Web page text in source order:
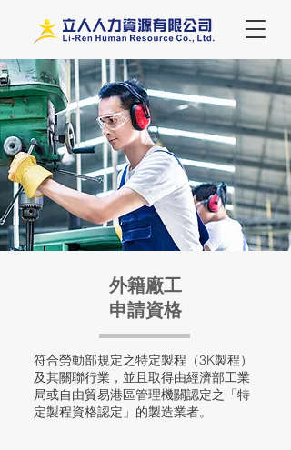
外籍廠工
申請資格
符合勞動部規定之特定製程（3K製程）
及其關聯行業，並且取得由經濟部工業
局或自由貿易港區管理機關認定之「特
定製程資格認定」的製造業者。